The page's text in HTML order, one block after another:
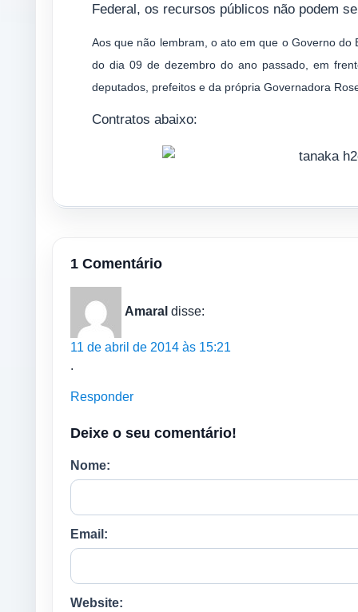
Federal, os recursos públicos não podem
Aos que não lembram, o ato em que o Governo
do dia 09 de dezembro do ano passado, em
deputados, prefeitos e da própria Governadora
Contratos abaixo:
1 Comentário
Amaral disse:
11 de abril de 2014 às 15:21
.
Responder
Deixe o seu comentário!
Nome:
Email:
Website: